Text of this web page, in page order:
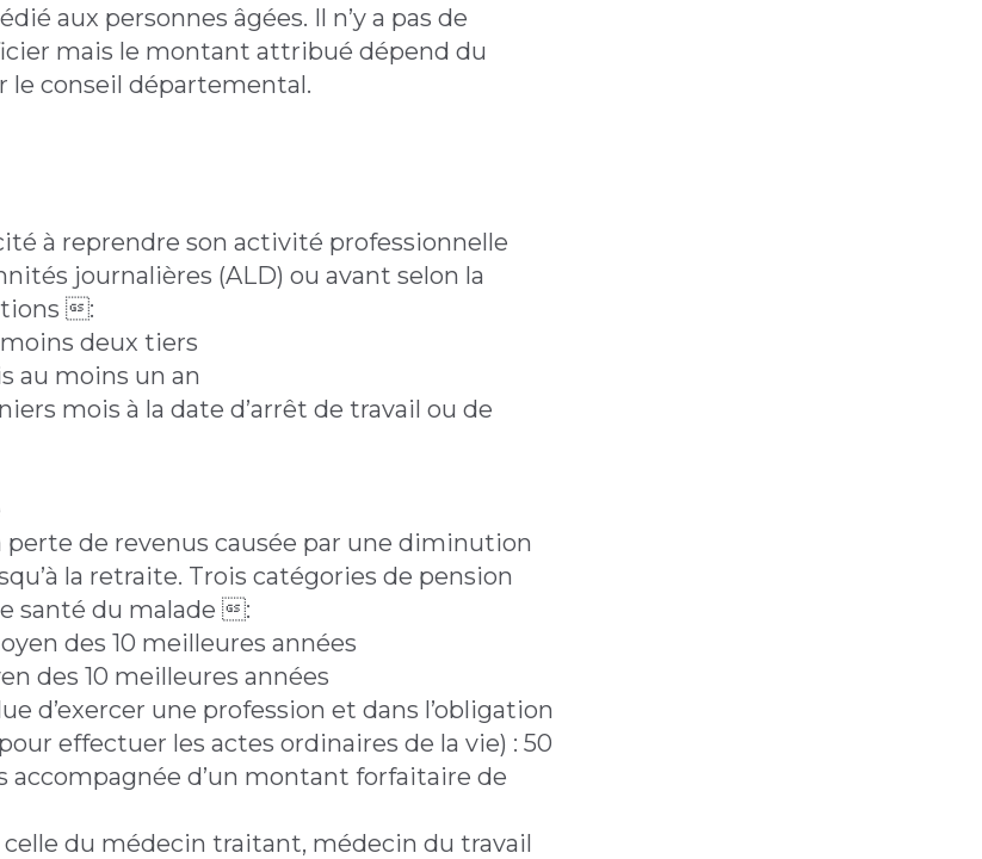
aux personnes âgées. Il n’y a pas de
mais le montant attribué dépend du
le conseil départemental.
à reprendre son activité professionnelle
journalières (ALD) ou avant selon la
:
deux tiers
au moins un an
mois à la date d’arrêt de travail ou de
de revenus causée par une diminution
la retraite. Trois catégories de pension
santé du malade :
des 10 meilleures années
des 10 meilleures années
d’exercer une profession et dans l’obligation
effectuer les actes ordinaires de la vie) : 50
accompagnée d’un montant forfaitaire de
du médecin traitant, médecin du travail